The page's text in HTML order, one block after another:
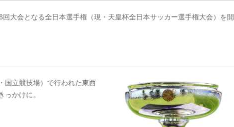
大会となる全日本選手権（現・天皇杯全日本サッカー選手権大会）を開
国立競技場）で行われた東西
かけに。